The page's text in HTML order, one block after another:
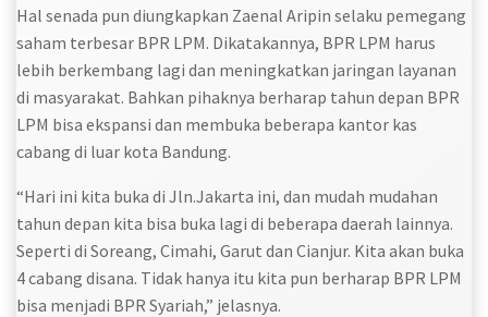
Hal senada pun diungkapkan Zaenal Aripin selaku pemegang
saham terbesar BPR LPM. Dikatakannya, BPR LPM harus
lebih berkembang lagi dan meningkatkan jaringan layanan
di masyarakat. Bahkan pihaknya berharap tahun depan BPR
LPM bisa ekspansi dan membuka beberapa kantor kas
cabang di luar kota Bandung.
“Hari ini kita buka di Jln.Jakarta ini, dan mudah mudahan
tahun depan kita bisa buka lagi di beberapa daerah lainnya.
Seperti di Soreang, Cimahi, Garut dan Cianjur. Kita akan buka
4 cabang disana. Tidak hanya itu kita pun berharap BPR LPM
bisa menjadi BPR Syariah,” jelasnya.